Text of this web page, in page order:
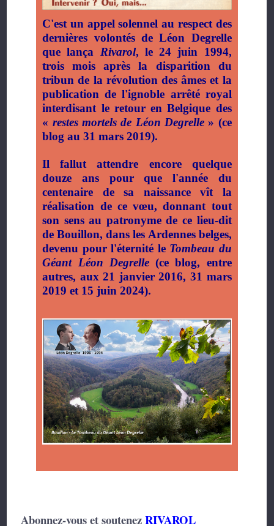
C'est un appel solennel au respect des
dernières volontés de Léon Degrelle
que lança Rivarol, le 24 juin 1994,
trois mois après la disparition du
tribun de la révolution des âmes et la
publication de l'ignoble arrêté royal
interdisant le retour en Belgique des
« restes mortels de Léon Degrelle» (ce
blog au 31 mars 2019).
Il fallut attendre encore quelque
douze ans pour que l'année du
centenaire de sa naissance vît la
réalisation de ce vœu, donnant tout
son sens au patronyme de ce lieu-dit
de Bouillon, dans les Ardennes belges,
devenu pour l'éternité le Tombeau du
Géant Léon Degrelle(ce blog, entre
autres, aux 21 janvier 2016, 31 mars
2019 et 15 juin 2024).
Abonnez-vous et soutenezRIVAROL